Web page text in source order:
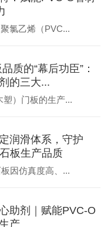
氯乙烯（PVC...
质的“幕后功臣”：
的三大...
塑）门板的生产...
润滑体系，守护
板生产品质
因仿真度高、...
助剂｜赋能PVC-O
产